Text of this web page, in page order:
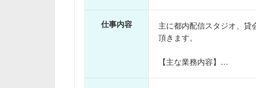
仕事内容
主に都内配信スタジオ、貸
頂きます。
【主な業務内容】